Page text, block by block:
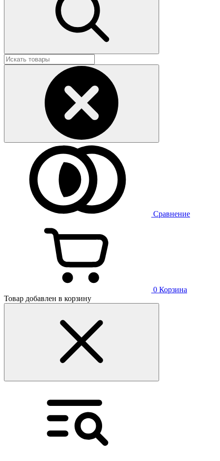
Сравнение
0 Корзина
Товар добавлен в корзину